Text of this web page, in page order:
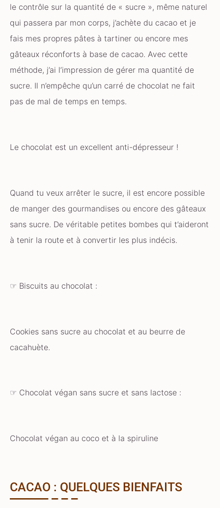
le contrôle sur la quantité de « sucre », même naturel
qui passera par mon corps, j’achète du cacao et je
fais mes propres pâtes à tartiner ou encore mes
gâteaux réconforts à base de cacao. Avec cette
méthode, j’ai l’impression de gérer ma quantité de
sucre. Il n’empêche qu’un carré de chocolat ne fait
pas de mal de temps en temps.
Le chocolat est un excellent anti-dépresseur !
Quand tu veux arrêter le sucre, il est encore possible
de manger des gourmandises ou encore des gâteaux
sans sucre. De véritable petites bombes qui t’aideront
à tenir la route et à convertir les plus indécis.
☞ Biscuits au chocolat :
Cookies sans sucre au chocolat et au beurre de
cacahuète.
☞ Chocolat végan sans sucre et sans lactose :
Chocolat végan au coco et à la spiruline
CACAO : QUELQUES BIENFAITS